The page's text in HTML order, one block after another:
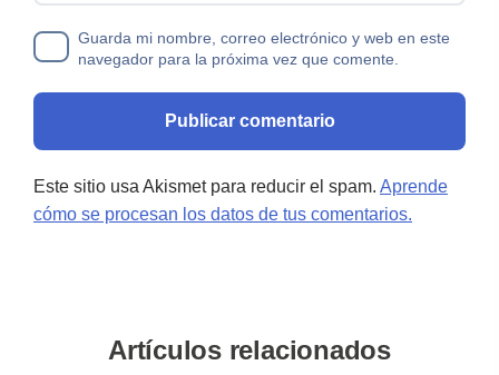
Guarda mi nombre, correo electrónico y web en este
navegador para la próxima vez que comente.
Este sitio usa Akismet para reducir el spam. Aprende
cómo se procesan los datos de tus comentarios.
Artículos relacionados